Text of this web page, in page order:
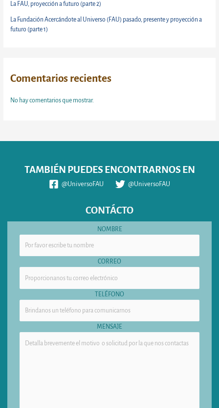
La FAU, proyección a futuro (parte 2)
La Fundación Acercándote al Universo (FAU) pasado, presente y proyección a
futuro (parte 1)
Comentarios recientes
No hay comentarios que mostrar.
TAMBIÉN PUEDES ENCONTRARNOS EN
@UniversoFAU @UniversoFAU
CONTÁCTO
NOMBRE
CORREO
TELÉFONO
MENSAJE